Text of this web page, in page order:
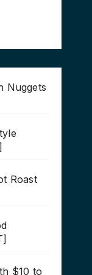
Nuggets
Roast
$10 to